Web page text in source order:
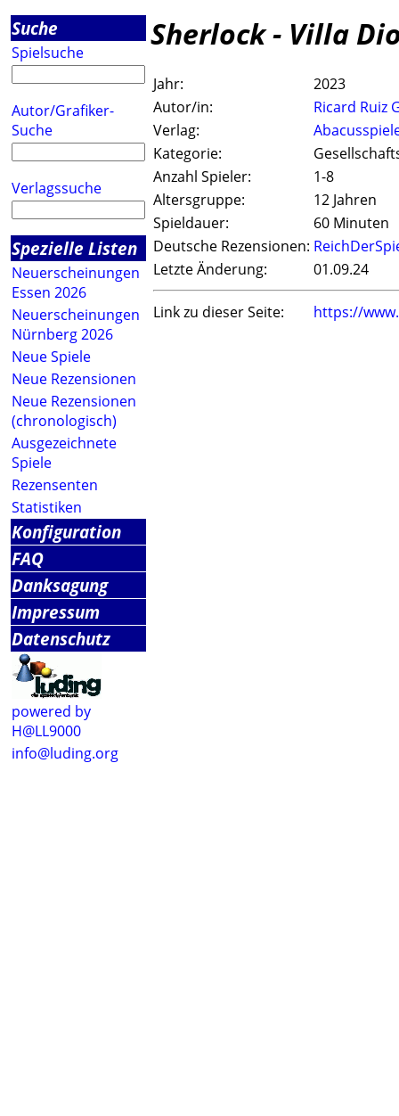
Suche
Spielsuche
Autor/Grafiker-
Suche
Verlagssuche
Spezielle Listen
Neuerscheinungen
Essen 2026
Neuerscheinungen
Nürnberg 2026
Neue Spiele
Neue Rezensionen
Neue Rezensionen
(chronologisch)
Ausgezeichnete
Spiele
Rezensenten
Statistiken
Konfiguration
FAQ
Danksagung
Impressum
Datenschutz
powered by
H@LL9000
info@luding.org
Sherlock - Villa
Jahr:
2023
Autor/in:
Ricard Ruiz
Verlag:
Kategorie:
Anzahl Spieler:
1-8
Altersgruppe:
12 Jahren
Spieldauer:
60 Minuten
Deutsche Rezensionen:
Letzte Änderung:
01.09.24
Link zu dieser Seite: https://